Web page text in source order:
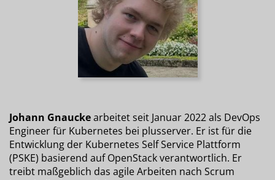
Johann Gnauckearbeitet seit Januar 2022 als DevOps
Engineer für Kubernetes bei plusserver. Er ist für die
Entwicklung der Kubernetes Self Service Plattform
(PSKE) basierend auf OpenStack verantwortlich. Er
treibt maßgeblich das agile Arbeiten nach Scrum